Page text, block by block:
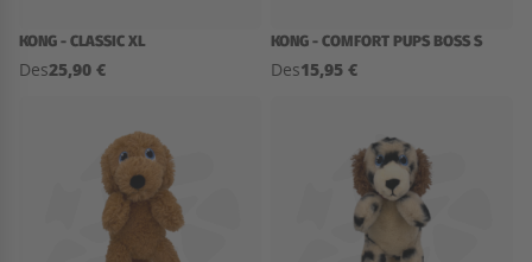
KONG - CLASSIC XL
Des25,90 €
KONG - COMFORT PUPS BOSS S
Des15,95 €